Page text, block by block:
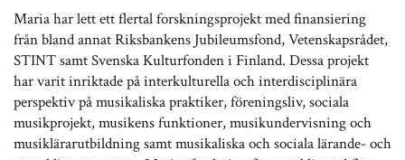
Maria har lett ett flertal forskningsprojekt med finansiering
från bland annat Riksbankens Jubileumsfond, Vetenskapsrådet,
STINT samt Svenska Kulturfonden i Finland. Dessa projekt
har varit inriktade på interkulturella och interdisciplinära
perspektiv på musikaliska praktiker, föreningsliv, sociala
musikprojekt, musikens funktioner, musikundervisning och
musiklärarutbildning samt musikaliska och sociala lärande- och